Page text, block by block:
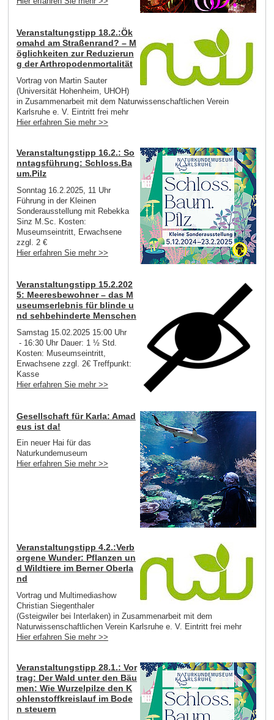
Veranstaltungstipp 18.2.:Ök
omahd am Straßenrand? – M
öglichkeiten zur Reduzierun
g der Arthropodenmortalität
Vortrag von Martin Sauter
(Universität Hohenheim, UHOH)
in Zusammenarbeit mit dem Naturwissenschaftlichen Verein
Karlsruhe e. V. Eintritt frei mehr
Hier erfahren Sie mehr >>
Veranstaltungstipp 16.2.: So
nntagsführung: Schloss.Ba
um.Pilz
Sonntag 16.2.2025, 11 Uhr
Führung in der Kleinen
Sonderausstellung mit Rebekka
Sinz M.Sc. Kosten:
Museumseintritt, Erwachsene
zzgl. 2 €
Hier erfahren Sie mehr >>
Veranstaltungstipp 15.2.202
5: Meeresbewohner – das M
useumserlebnis für blinde u
nd sehbehinderte Menschen
Samstag 15.02.2025 15:00 Uhr
- 16:30 Uhr Dauer: 1 ½ Std.
Kosten: Museumseintritt,
Erwachsene zzgl. 2€ Treffpunkt:
Kasse
Hier erfahren Sie mehr >>
Gesellschaft für Karla: Amad
eus ist da!
Ein neuer Hai für das
Naturkundemuseum
Hier erfahren Sie mehr >>
Veranstaltungstipp 4.2.:Verb
orgene Wunder: Pflanzen un
d Wildtiere im Berner Oberla
nd
Vortrag und Multimediashow
Christian Siegenthaler
(Gsteigwiler bei Interlaken) in Zusammenarbeit mit dem
Naturwissenschaftlichen Verein Karlsruhe e. V. Eintritt frei mehr
Hier erfahren Sie mehr >>
Veranstaltungstipp 28.1.: Vor
trag: Der Wald unter den Bäu
men: Wie Wurzelpilze den K
ohlenstoffkreislauf im Bode
n steuern